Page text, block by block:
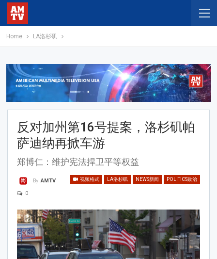
Home LA洛杉矶
反对加州第16号提案，洛杉矶帕
萨迪纳再掀车游
郑博仁：维护宪法捍卫平等权益
视频格式 LA洛杉矶 NEWS新闻 POLITICS政治
By AMTV
0